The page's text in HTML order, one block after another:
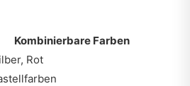
Kombinierbare Farben
Rot